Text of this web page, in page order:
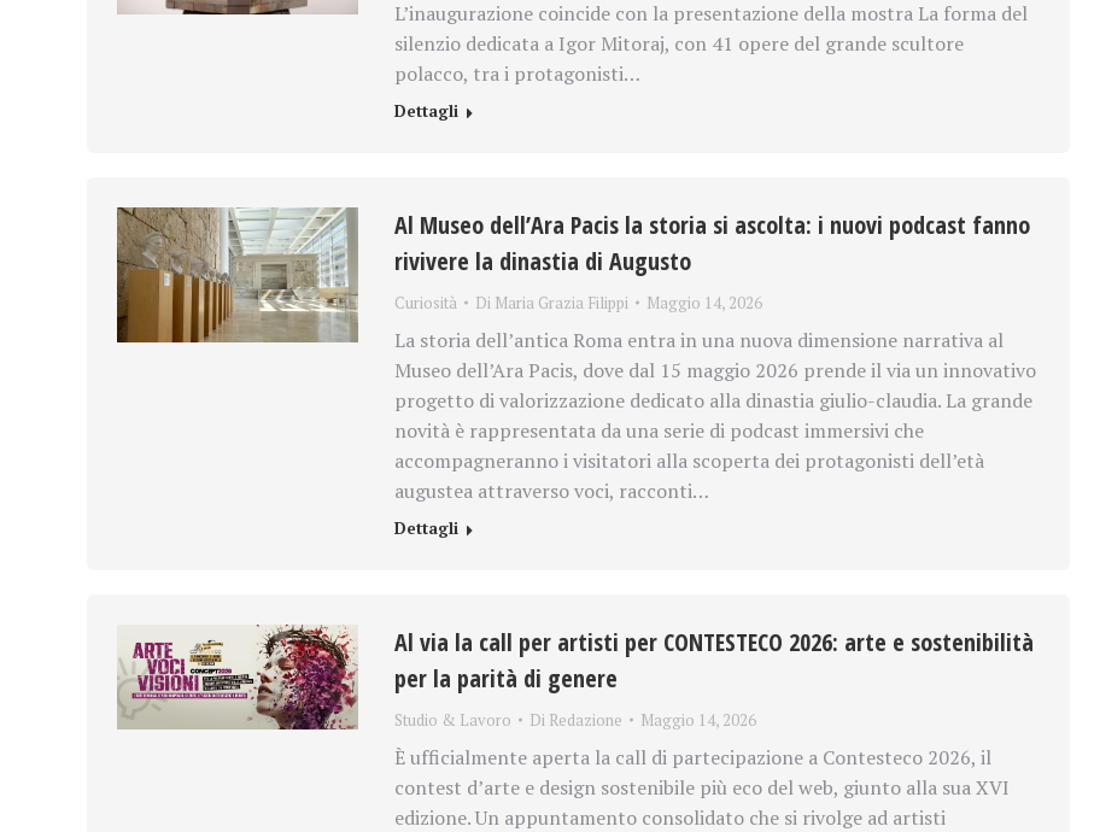
L’inaugurazione coincide con la presentazione della mostra La forma del
silenzio dedicata a Igor Mitoraj, con 41 opere del grande scultore
polacco, tra i protagonisti…
Dettagli
Al Museo dell’Ara Pacis la storia si ascolta: i nuovi podcast fanno
rivivere la dinastia di Augusto
Curiosità Di Maria Grazia Filippi Maggio 14, 2026
La storia dell’antica Roma entra in una nuova dimensione narrativa al
Museo dell’Ara Pacis, dove dal 15 maggio 2026 prende il via un innovativo
progetto di valorizzazione dedicato alla dinastia giulio-claudia. La grande
novità è rappresentata da una serie di podcast immersivi che
accompagneranno i visitatori alla scoperta dei protagonisti dell’età
augustea attraverso voci, racconti…
Dettagli
Al via la call per artisti per CONTESTECO 2026: arte e sostenibilità
per la parità di genere
Studio & Lavoro Di Redazione Maggio 14, 2026
È ufficialmente aperta la call di partecipazione a Contesteco 2026, il
contest d’arte e design sostenibile più eco del web, giunto alla sua XVI
edizione. Un appuntamento consolidato che si rivolge ad artisti